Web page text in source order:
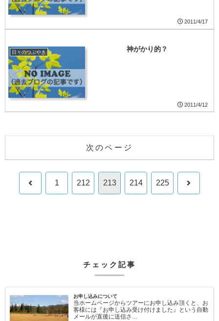
2011/4/17
日々のつぶやき 神がかり的？
2011/4/12
次のページ
前 1 212 213 214 225 次
チェック記事
お申し込みについて
当ホームページからツアーにお申し込み頂くと、お
客様には『お申し込み受け付けました』という自動
メールが直後に送信さ…